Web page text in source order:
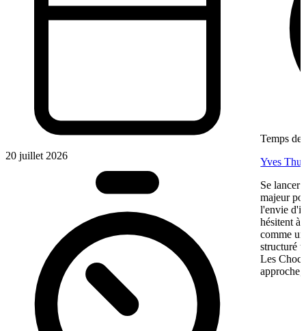
20 juillet 2026
Temps de
Yves
Se lancer
majeur
l'envie
hésitent à
comme
structuré
Les
approche,